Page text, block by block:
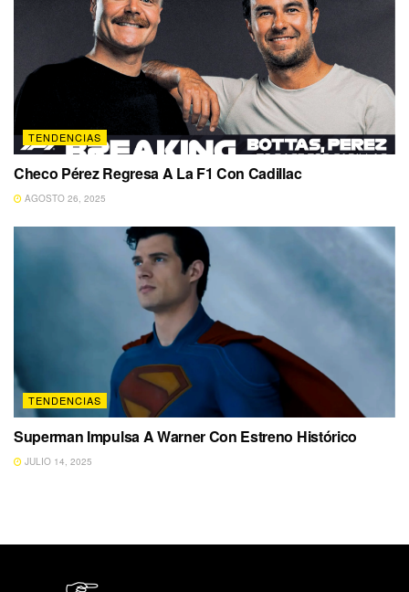
TENDENCIAS
Checo Pérez Regresa A La F1 Con Cadillac
AGOSTO 26, 2025
TENDENCIAS
Superman Impulsa A Warner Con Estreno Histórico
JULIO 14, 2025